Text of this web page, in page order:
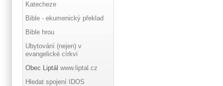
Katecheze
Bible - ekumenický překlad
Bible hrou
Ubytování (nejen) v
evangelické církvi
Obec Liptál www.liptal.cz
Hledat spojení IDOS